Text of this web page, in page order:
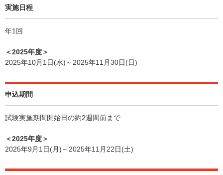
実施日程
年1回
＜2025年度＞
2025年10月1日(水)～2025年11月30日(日)
申込期間
試験実施期間開始日の約2週間前まで
＜2025年度＞
2025年9月1日(月)～2025年11月22日(土)